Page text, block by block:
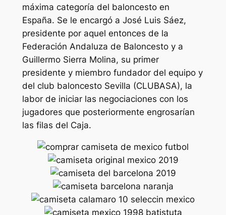
máxima categoría del baloncesto en
España. Se le encargó a José Luis Sáez,
presidente por aquel entonces de la
Federación Andaluza de Baloncesto y a
Guillermo Sierra Molina, su primer
presidente y miembro fundador del equipo y
del club baloncesto Sevilla (CLUBASA), la
labor de iniciar las negociaciones con los
jugadores que posteriormente engrosarían
las filas del Caja.